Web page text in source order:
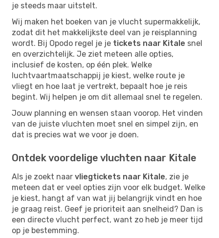
je steeds maar uitstelt.
Wij maken het boeken van je vlucht supermakkelijk,
zodat dit het makkelijkste deel van je reisplanning
wordt. Bij Opodo regel je je tickets naar Kitale snel
en overzichtelijk. Je ziet meteen alle opties,
inclusief de kosten, op één plek. Welke
luchtvaartmaatschappij je kiest, welke route je
vliegt en hoe laat je vertrekt, bepaalt hoe je reis
begint. Wij helpen je om dit allemaal snel te regelen.
Jouw planning en wensen staan voorop. Het vinden
van de juiste vluchten moet snel en simpel zijn, en
dat is precies wat we voor je doen.
Ontdek voordelige vluchten naar Kitale
Als je zoekt naar vliegtickets naar Kitale, zie je
meteen dat er veel opties zijn voor elk budget. Welke
je kiest, hangt af van wat jij belangrijk vindt en hoe
je graag reist. Geef je prioriteit aan snelheid? Dan is
een directe vlucht perfect, want zo heb je meer tijd
op je bestemming.